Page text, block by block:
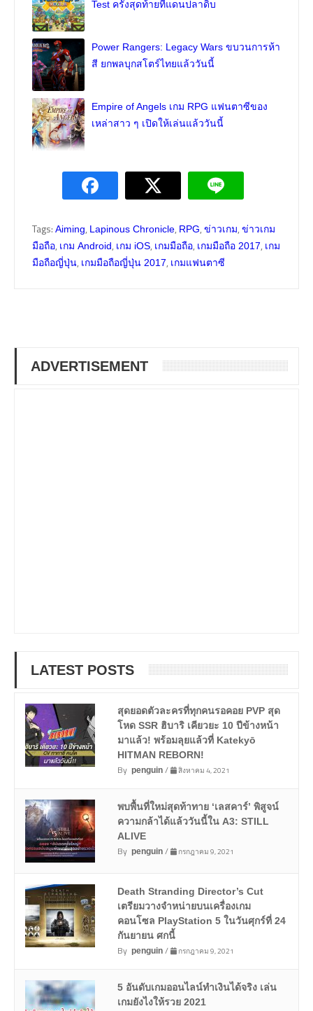
Test ครั้งสุดท้ายที่แดนปลาดิบ
Power Rangers: Legacy Wars ขบวนการห้า
สี ยกพลบุกสโตร์ไทยแล้ววันนี้
Empire of Angels เกม RPG แฟนตาซีของ
เหล่าสาว ๆ เปิดให้เล่นแล้ววันนี้
Tags: Aiming, Lapinous Chronicle, RPG, ข่าวเกม, ข่าวเกม
มือถือ, เกม Android, เกม iOS, เกมมือถือ, เกมมือถือ 2017, เกม
มือถือญี่ปุ่น, เกมมือถือญี่ปุ่น 2017, เกมแฟนตาซี
ADVERTISEMENT
LATEST POSTS
สุดยอดตัวละครที่ทุกคนรอคอย PVP สุด
โหด SSR ฮิบาริ เคียวยะ 10 ปีข้างหน้า
มาแล้ว! พร้อมลุยแล้วที่ Katekyō
HITMAN REBORN!
By penguin/ สิงหาคม 4, 2021
พบพื้นที่ใหม่สุดท้าทาย ‘เลสคาร์’ พิสูจน์
ความกล้าได้แล้ววันนี้ใน A3: STILL
ALIVE
By penguin/ กรกฎาคม 9, 2021
Death Stranding Director’s Cut
เตรียมวางจำหน่ายบนเครื่องเกม
คอนโซล PlayStation 5 ในวันศุกร์ที่ 24
กันยายน ศกนี้
By penguin/ กรกฎาคม 9, 2021
5 อันดับเกมออนไลน์ทำเงินได้จริง เล่น
เกมยังไงให้รวย 2021